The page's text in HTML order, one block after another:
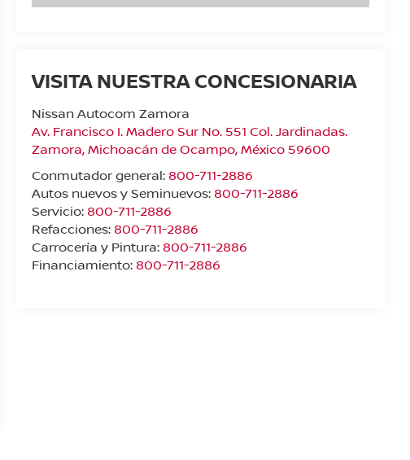
VISITA NUESTRA CONCESIONARIA
Nissan Autocom Zamora
Av. Francisco I. Madero Sur No. 551 Col. Jardinadas.
Zamora,Michoacán de Ocampo, México 59600
Conmutador general: 800-711-2886
Autos nuevos y Seminuevos: 800-711-2886
Servicio: 800-711-2886
Refacciones: 800-711-2886
Carrocería y Pintura: 800-711-2886
Financiamiento: 800-711-2886